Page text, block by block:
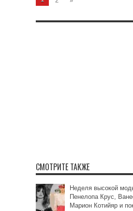
СМОТРИТЕ ТАКЖЕ
Неделя высокой
Пенелопа Крус,
Марион Котийяр и